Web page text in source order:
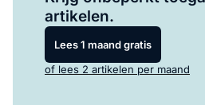
artikelen.
Lees 1 maand gratis
of lees 2 artikelen per maand